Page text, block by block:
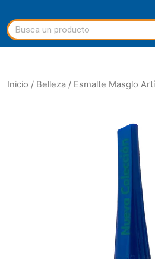
Inicio / Belleza / Esmalte Masglo